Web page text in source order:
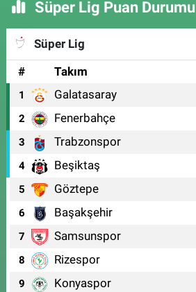
Süper Lig Puan Durumu
Süper Lig
#
Takım
1 Galatasaray
2 Fenerbahçe
3 Trabzonspor
4 Beşiktaş
5 Göztepe
6 Başakşehir
7 Samsunspor
8 Rizespor
9 Konyaspor